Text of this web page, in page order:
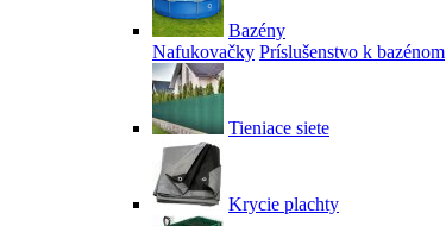
Bazény
Nafukovačky Príslušenstvo k bazénom
Tieniace siete
Krycie plachty